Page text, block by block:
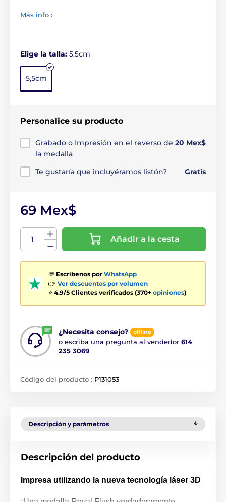
Más info ›
Elige la talla: 5,5cm
5,5cm
Personalice su producto
Grabado o Impresión en el reverso de
la medalla
20 Mex$
Te gustaría que incluyéramos listón? Gratis
69 Mex$
Añadir a la cesta
💬 Escríbenos por WhatsApp
👉 Ver descuentos por volumen
⭐ 4.9/5 Clientes verificados (370+ opiniones)
¿Necesita consejo? offline
o escriba una pregunta al vendedor 614
235 3069
Código del producto : P131053
Descripción y parámetros
Descripción del producto
Impresa utilizando la nueva tecnología láser 3D